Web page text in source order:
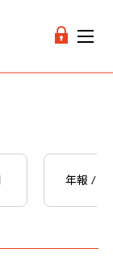
年報 / 中